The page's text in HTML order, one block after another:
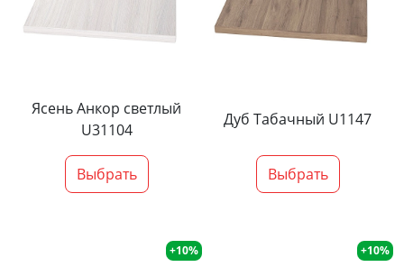
Ясень Анкор светлый
U31104
Выбрать
Дуб Табачный U1147
Выбрать
+10% +10%